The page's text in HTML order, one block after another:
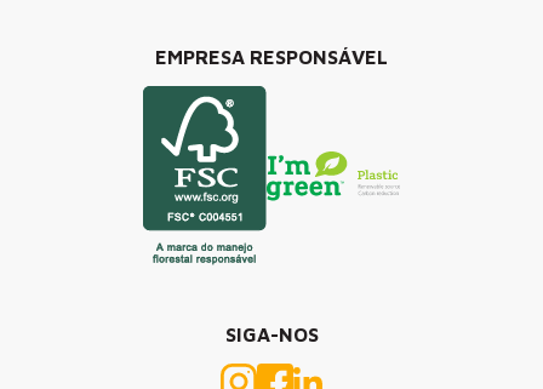
EMPRESA RESPONSÁVEL
SIGA-NOS